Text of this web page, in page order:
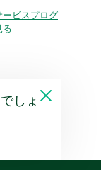
ビスプログ
る
しょ